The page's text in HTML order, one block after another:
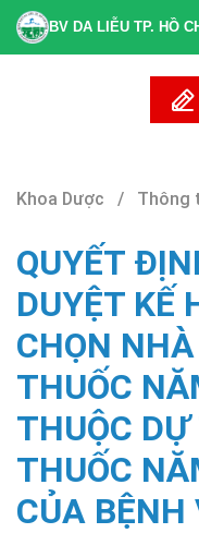
BV DA LIỄU TP. HỒ
Khoa Dược / Thông
QUYẾT
DUYỆT KẾ
CHỌN
THUỐC
THUỘC
THUỐC
CỦA BỆNH